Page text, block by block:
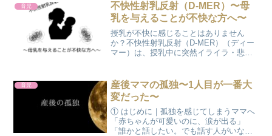
育児
不快性射乳反射（D-MER）〜母
乳を与えることが不快な方へ〜
授乳が不快に感じることはありません
か？不快性射乳反射（D-MER）（ディー
マー）は、授乳中に突然イライラ・悲し
一時的な反応で、誰にでも起こる可能性
があります。以外に直母が不快に感じる
ママはたくさんいる！？解説します！
育児
産後ママの孤独〜1人目が一番大
変だった〜
① はじめに｜孤独を感じてしまうママへ
「赤ちゃんが可愛いのに、涙が出る」
「誰かと話したい。でも話す人がいな